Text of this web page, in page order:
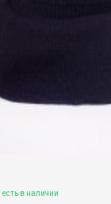
есть в наличии